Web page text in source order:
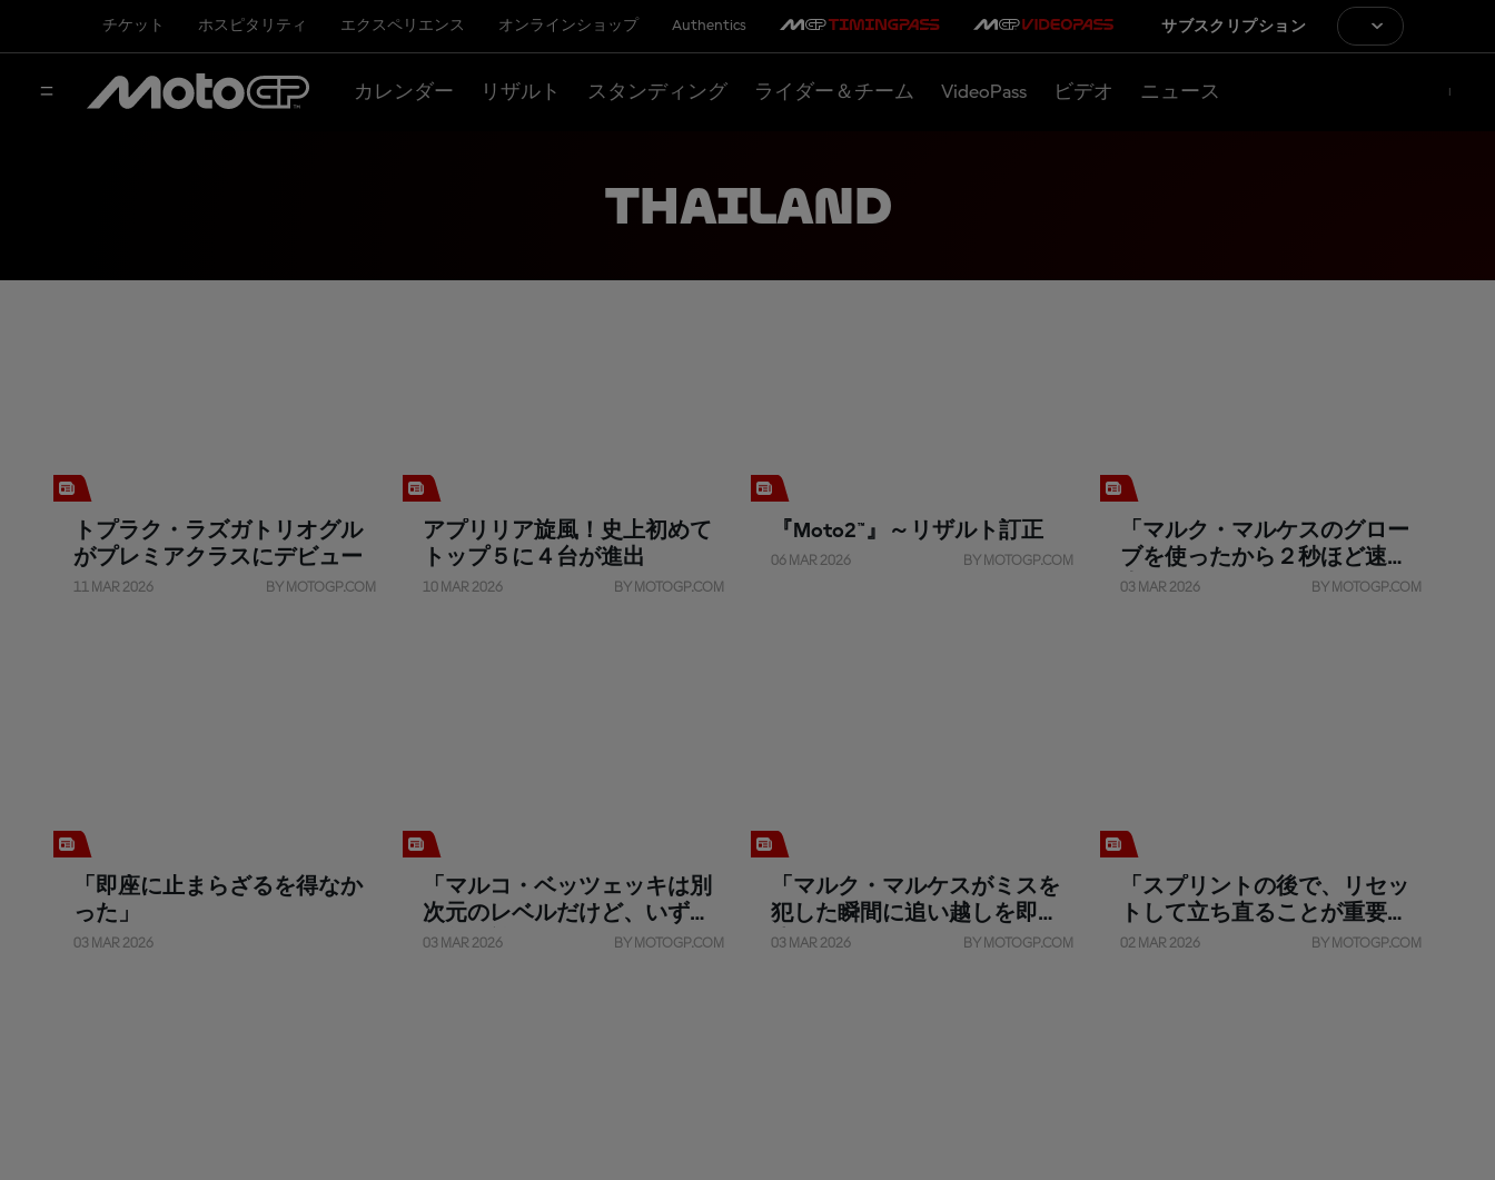
チケット ホスピタリティ エクスペリエンス オンラインショップ Authentics サブスクリプション
カレンダー リザルト スタンディング ライダー＆チーム VideoPass ビデオ ニュース
THAILAND
トプラク・ラズガトリオグル
がプレミアクラスにデビュー
11 MAR 2026 BY MOTOGP.COM
アプリリア旋風！史上初めて
トップ５に４台が進出
10 MAR 2026 BY MOTOGP.COM
『Moto2™』～リザルト訂正
06 MAR 2026 BY MOTOGP.COM
「マルク・マルケスのグロー
ブを使ったから２秒ほど速く
走れたかな？」
03 MAR 2026 BY MOTOGP.COM
「即座に止まらざるを得なか
った」
03 MAR 2026
「マルコ・ベッツェッキは別
次元のレベルだけど、いずれ
互角に戦える」
03 MAR 2026 BY MOTOGP.COM
「マルク・マルケスがミスを
犯した瞬間に追い越しを即
決」
03 MAR 2026 BY MOTOGP.COM
「スプリントの後で、リセッ
トして立ち直ることが重要だ
った」
02 MAR 2026 BY MOTOGP.COM